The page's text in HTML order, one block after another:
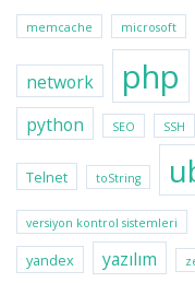
memcache microsoft
network php
python
SEO SSH
Telnet toString
versiyon kontrol sistemleri
yandex
yazılım